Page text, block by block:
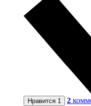
Нравится 1 2